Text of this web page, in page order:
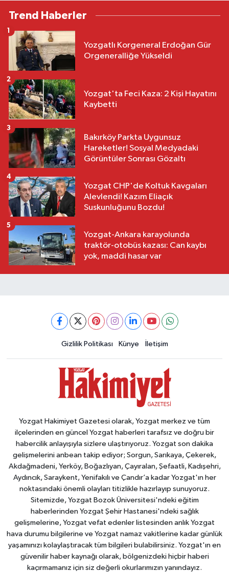
Trend Haberler
Yozgatlı Korgeneral Erdoğan Gür
Orgeneralliğe Yükseldi
1
Yozgat'ta Feci Kaza: 2 Kişi Hayatını
Kaybetti
2
Bakırköy Parkta Uygunsuz
Hareketler! Sosyal Medyadaki
Görüntüler Sonrası Gözaltı
3
Yozgat CHP'de Koltuk Kavgaları
Alevlendi! Kazım Eliaçık
Suskunluğunu Bozdu!
4
Yozgat-Ankara karayolunda
traktör-otobüs kazası: Can kaybı
yok, maddi hasar var
5
Gizlilik Politikası Künye İletişim
Yozgat Hakimiyet Gazetesi olarak, Yozgat merkez ve tüm
ilçelerinden en güncel Yozgat haberleri tarafsız ve doğru bir
habercilik anlayışıyla sizlere ulaştırıyoruz. Yozgat son dakika
gelişmelerini anbean takip ediyor; Sorgun, Sarıkaya, Çekerek,
Akdağmadeni, Yerköy, Boğazlıyan, Çayıralan, Şefaatli, Kadışehri,
Aydıncık, Saraykent, Yenifakılı ve Çandır’a kadar Yozgat'ın her
noktasındaki önemli olayları titizlikle hazırlayıp sunuyoruz.
Sitemizde, Yozgat Bozok Üniversitesi'ndeki eğitim
haberlerinden Yozgat Şehir Hastanesi'ndeki sağlık
gelişmelerine, Yozgat vefat edenler listesinden anlık Yozgat
hava durumu bilgilerine ve Yozgat namaz vakitlerine kadar günlük
yaşamınızı kolaylaştıracak tüm bilgileri bulabilirsiniz. Yozgat'ın en
güvenilir haber kaynağı olarak, bölgenizdeki hiçbir haberi
kaçırmamanız için siz değerli okurlarımızın yanındayız.